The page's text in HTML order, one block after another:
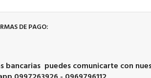
DE PAGO:
bancarias puedes comunicarte con